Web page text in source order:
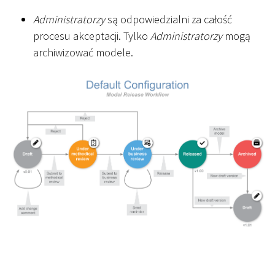
Administratorzysą odpowiedzialni za całość
procesu akceptacji. Tylko Administratorzymogą
archiwizować modele.